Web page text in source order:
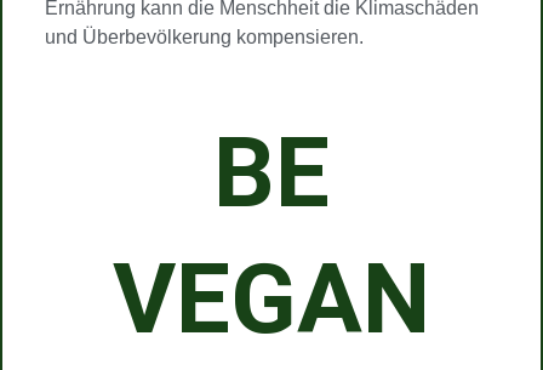
Ernährung kann die Menschheit die Klimaschäden
und Überbevölkerung kompensieren.
BE
VEGAN